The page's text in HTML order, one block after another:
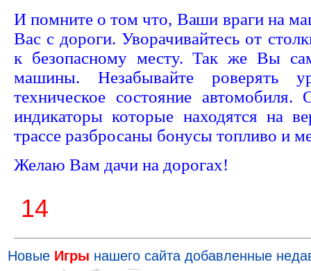
И помните о том что, Ваши враги на
Вас с дороги. Уворачивайтесь от
к безопасному месту. Так же Вы
машины. Незабывайте роверять
техническое состояние
индикаторы которые находятся на
трассе разбросаны бонусы топливо и
Желаю Вам дачи на дорогах!
13
Новые Игры нашего сайта добавленные